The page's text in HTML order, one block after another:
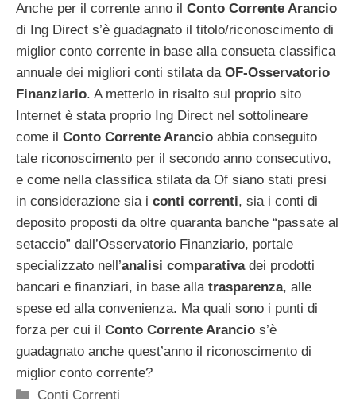
Anche per il corrente anno il Conto Corrente Arancio
di Ing Direct s’è guadagnato il titolo/riconoscimento di
miglior conto corrente in base alla consueta classifica
annuale dei migliori conti stilata da OF-Osservatorio
Finanziario. A metterlo in risalto sul proprio sito
Internet è stata proprio Ing Direct nel sottolineare
come il Conto Corrente Arancio abbia conseguito
tale riconoscimento per il secondo anno consecutivo,
e come nella classifica stilata da Of siano stati presi
in considerazione sia i conti correnti, sia i conti di
deposito proposti da oltre quaranta banche “passate al
setaccio” dall’Osservatorio Finanziario, portale
specializzato nell’analisi comparativa dei prodotti
bancari e finanziari, in base allatrasparenza, alle
spese ed alla convenienza. Ma quali sono i punti di
forza per cui il Conto Corrente Arancio s’è
guadagnato anche quest’anno il riconoscimento di
miglior conto corrente?
Categorie
Conti Correnti